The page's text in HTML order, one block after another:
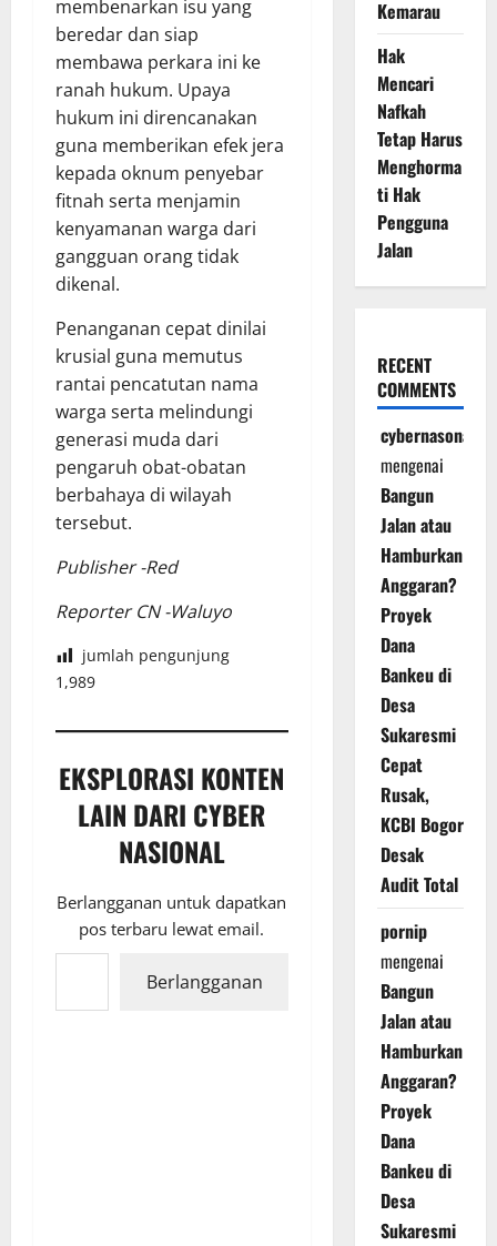
membenarkan isu yang
beredar dan siap
membawa perkara ini ke
ranah hukum. Upaya
hukum ini direncanakan
guna memberikan efek jera
kepada oknum penyebar
fitnah serta menjamin
kenyamanan warga dari
gangguan orang tidak
dikenal.
Penanganan cepat dinilai
krusial guna memutus
rantai pencatutan nama
warga serta melindungi
generasi muda dari
pengaruh obat-obatan
berbahaya di wilayah
tersebut.
Publisher -Red
Reporter CN -Waluyo
jumlah pengunjung
1,989
EKSPLORASI KONTEN
LAIN DARI CYBER
NASIONAL
Berlangganan untuk dapatkan
pos terbaru lewat email.
Ketikkan email Anda...
Berlangganan
Kemarau
Hak
Mencari
Nafkah
Tetap Harus
Menghorma
ti Hak
Pengguna
Jalan
RECENT
COMMENTS
cybernasonal
mengenai
Bangun
Jalan atau
Hamburkan
Anggaran?
Proyek
Dana
Bankeu di
Desa
Sukaresmi
Cepat
Rusak,
KCBI Bogor
Desak
Audit Total
pornip
mengenai
Bangun
Jalan atau
Hamburkan
Anggaran?
Proyek
Dana
Bankeu di
Desa
Sukaresmi